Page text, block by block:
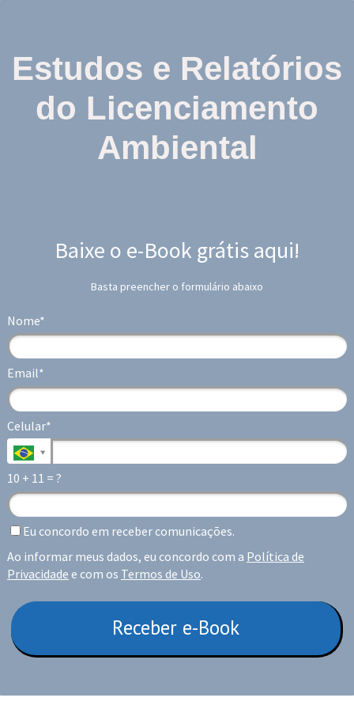
Estudos e Relatórios
do Licenciamento
Ambiental
Baixe o e-Book grátis aqui!
Basta preencher o formulário abaixo
Nome*
Email*
Celular*
10 + 11 = ?
Eu concordo em receber comunicações.
Ao informar meus dados, eu concordo com a Política de
Privacidade e com os Termos de Uso.
Receber e-Book